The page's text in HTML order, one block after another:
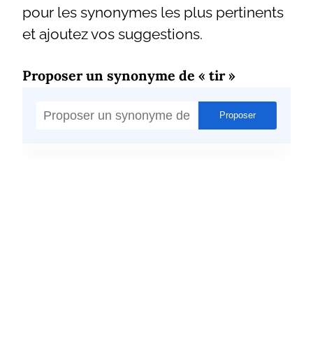
pour les synonymes les plus pertinents
et ajoutez vos suggestions.
Proposer un synonyme de « tir »